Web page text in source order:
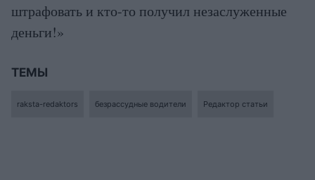
штрафовать и кто-то получил незаслуженные
деньги!»
ТЕМЫ
raksta-redaktors безрассудные водители Редактор статьи